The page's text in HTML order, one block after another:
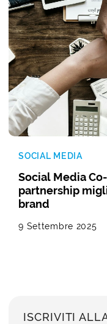
SOCIAL MEDIA
Social Media
partnership
brand
9 Settembre 2025
ISCRIVITI